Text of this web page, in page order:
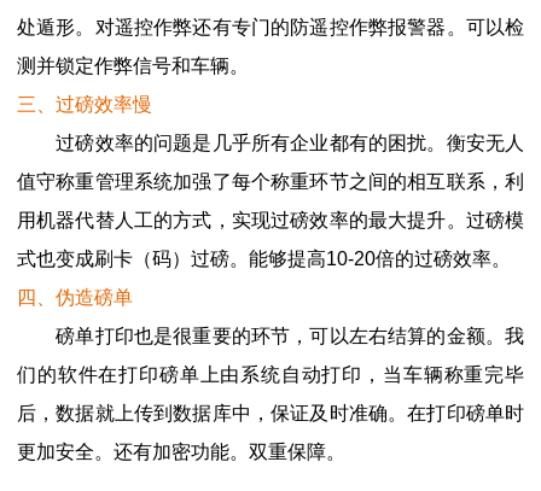
处遁形。对遥控作弊还有专门的防遥控作弊报警器。可以检
测并锁定作弊信号和车辆。
三、过磅效率慢
过磅效率的问题是几乎所有企业都有的困扰。衡安无人
值守称重管理系统加强了每个称重环节之间的相互联系，利
用机器代替人工的方式，实现过磅效率的最大提升。过磅模
式也变成刷卡（码）过磅。能够提高10-20倍的过磅效率。
四、伪造磅单
磅单打印也是很重要的环节，可以左右结算的金额。我
们的软件在打印磅单上由系统自动打印，当车辆称重完毕
后，数据就上传到数据库中，保证及时准确。在打印磅单时
更加安全。还有加密功能。双重保障。